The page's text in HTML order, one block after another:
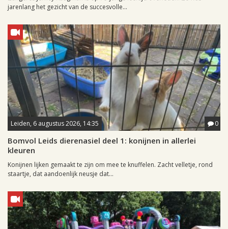
jarenlang het gezicht van de succesvolle...
Leiden, 6 augustus 2026, 14:35 0
Bomvol Leids dierenasiel deel 1: konijnen in allerlei
kleuren
Konijnen lijken gemaakt te zijn om mee te knuffelen. Zacht velletje, rond
staartje, dat aandoenlijk neusje dat...